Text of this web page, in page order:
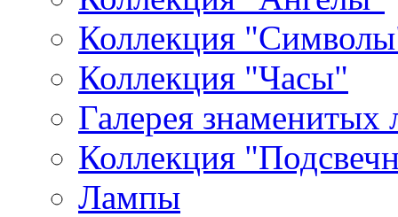
Коллекция
Коллекция "Часы"
Галерея знаменитых
Коллекция
Лампы